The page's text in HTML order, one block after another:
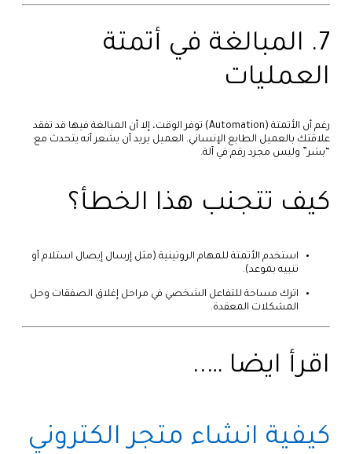
7. المبالغة في أتمتة
العمليات
رغم أن الأتمتة (Automation) توفر الوقت، إلا أن المبالغة فيها قد تفقد
علاقتك بالعميل الطابع الإنساني. العميل يريد أن يشعر أنه يتحدث مع
“بشر” وليس مجرد رقم في آلة.
كيف تتجنب هذا الخطأ؟
استخدم الأتمتة للمهام الروتينية (مثل إرسال إيصال استلام أو
تنبيه بموعد).
اترك مساحة للتفاعل الشخصي في مراحل إغلاق الصفقات وحل
المشكلات المعقدة.
اقرأ ايضا …..
كيفية انشاء متجر الكتروني